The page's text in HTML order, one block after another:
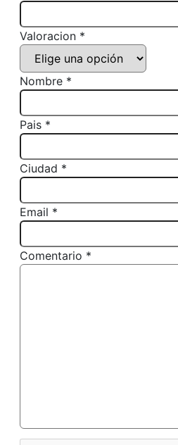
Valoracion *
Nombre *
Pais *
Ciudad *
Email *
Comentario *